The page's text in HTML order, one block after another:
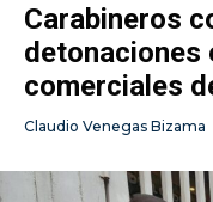
Carabineros
comerciales
Claudio Venegas Bizama